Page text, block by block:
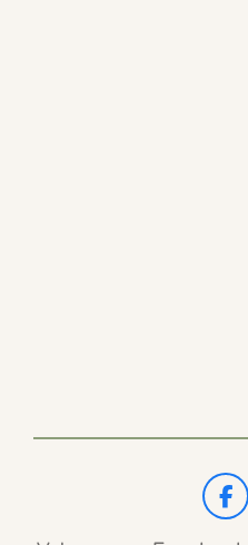
F
a